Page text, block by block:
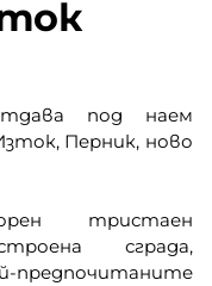
под наем
Перник, ново
тристаен
сграда,